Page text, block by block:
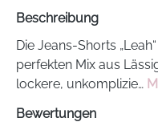
Beschreibung
Die Jeans-Shorts
perfekten Mix aus
lockere, unkomplizie…
Bewertungen